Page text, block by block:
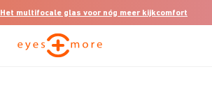
Het multifocale glas voor nóg meer kijkcomfort